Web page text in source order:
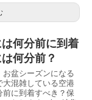
何分前に到着
何分前？
盆シーズンになる
大混雑している空港
前に到着すべき？保